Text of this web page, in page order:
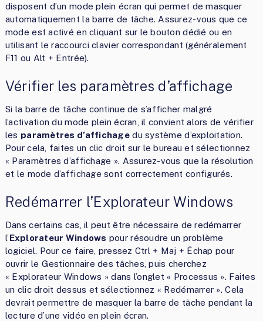
disposent d’un mode plein écran qui permet de masquer
automatiquement la barre de tâche. Assurez-vous que ce
mode est activé en cliquant sur le bouton dédié ou en
utilisant le raccourci clavier correspondant (généralement
F11 ou Alt + Entrée).
Vérifier les paramètres d’affichage
Si la barre de tâche continue de s’afficher malgré
l’activation du mode plein écran, il convient alors de vérifier
les paramètres d’affichage du système d’exploitation.
Pour cela, faites un clic droit sur le bureau et sélectionnez
« Paramètres d’affichage ». Assurez-vous que la résolution
et le mode d’affichage sont correctement configurés.
Redémarrer l’Explorateur Windows
Dans certains cas, il peut être nécessaire de redémarrer
l’Explorateur Windows pour résoudre un problème
logiciel. Pour ce faire, pressez Ctrl + Maj + Échap pour
ouvrir le Gestionnaire des tâches, puis cherchez
« Explorateur Windows » dans l’onglet « Processus ». Faites
un clic droit dessus et sélectionnez « Redémarrer ». Cela
devrait permettre de masquer la barre de tâche pendant la
lecture d’une vidéo en plein écran.